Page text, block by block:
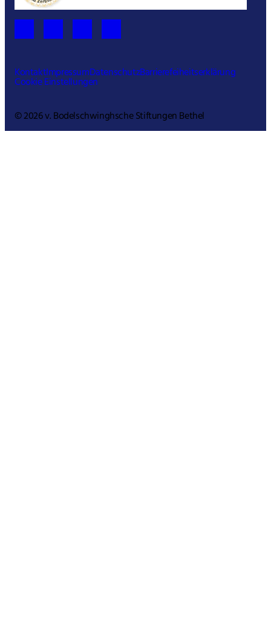
KontaktImpressumDatenschutzBarrierefeiheitserklärung
Cookie Einstellungen
© 2026 v. Bodelschwinghsche Stiftungen Bethel